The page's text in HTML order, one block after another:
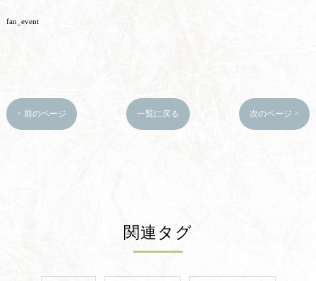
fan_event
< 前のページ 一覧に戻る 次のページ >
関連タグ